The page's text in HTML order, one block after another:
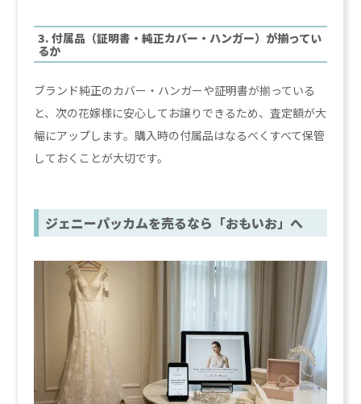
3. 付属品（証明書・純正カバー・ハンガー）が揃ってい
るか
ブランド純正のカバー・ハンガーや証明書が揃っている
と、次の花嫁様に安心してお譲りできるため、査定額が大
幅にアップします。購入時の付属品はなるべくすべて保管
しておくことが大切です。
ジェニーパッカムを売るなら「おもいお」へ